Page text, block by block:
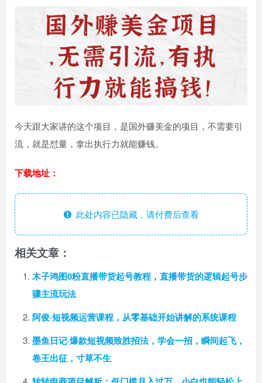
今天跟大家讲的这个项目，是国外赚美金的项目，不需要引
流，就是怼量，拿出执行力就能赚钱。
下载地址：
此处内容已隐藏，请付费后查看
相关文章：
木子鸿图0粉直播带货起号教程，直播带货的逻辑起号步
骤主流玩法
阿俊·短视频运营课程，从零基础开始讲解的系统课程
墨鱼日记·爆款短视频致胜招法，学会一招，瞬间起飞，
卷王出征，寸草不生